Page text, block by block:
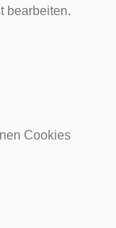
bearbeiten.
Cookies